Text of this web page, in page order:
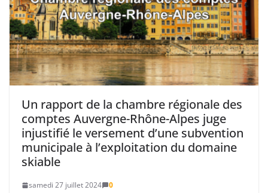
Un rapport de la chambre régionale des
comptes Auvergne-Rhône-Alpes juge
injustifié le versement d’une subvention
municipale à l’exploitation du domaine
skiable
samedi 27 juillet 2024 0